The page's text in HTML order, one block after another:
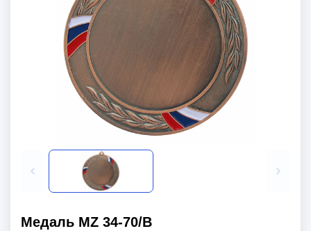
Медаль MZ 34-70/В